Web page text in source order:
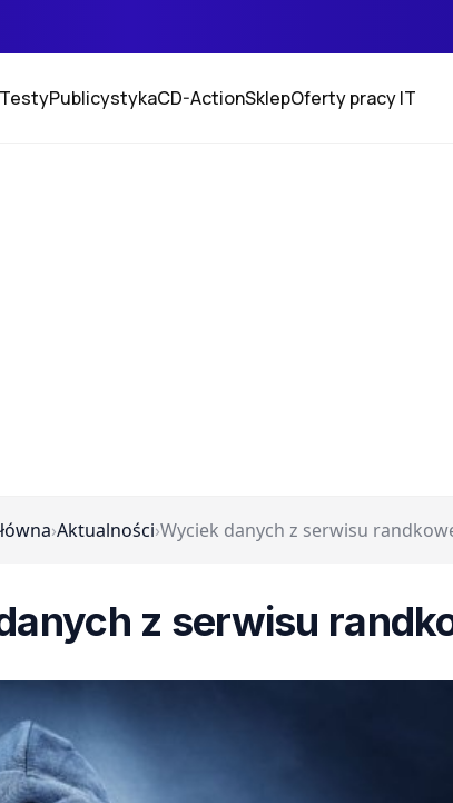
TestyPublicystykaCD-ActionSklepOferty pracy IT
›Aktualności›Wyciek danych z serwisu
z serwisu